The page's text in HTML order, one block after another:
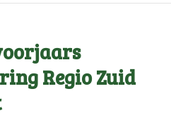
Regio Zuid